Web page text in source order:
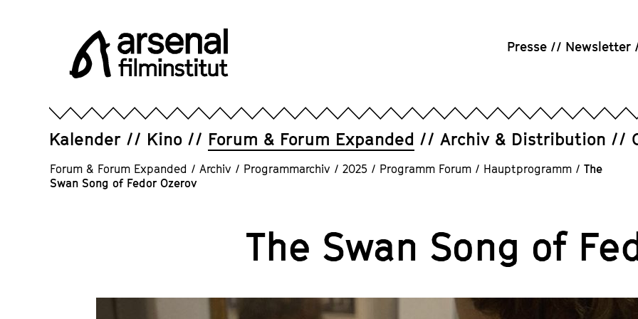
Filminstitut
Presse Newsletter
Kalender Kino Forum & Forum Expanded Archiv & Distribution
Forum & Forum Expanded / Archiv / Programmarchiv / 2025 / Programm Forum / Hauptprogramm / The
Swan Song of Fedor Ozerov
The Swan Song of